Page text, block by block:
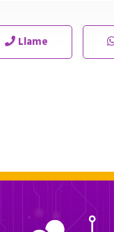
Llame